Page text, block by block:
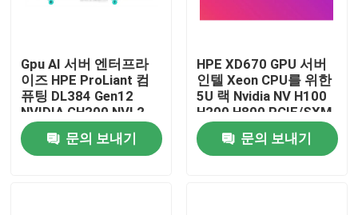
집
Gpu AI 서버 엔터프라
이즈 HPE ProLiant 컴
퓨팅 DL384 Gen12
NVIDIA GH200 NVL2
무료 컴퓨팅 개인 클라
우드 랙 마운트
문의 보내기
HPE XD670 GPU 서버
인텔 Xeon CPU를 위한
5U 랙 Nvidia NV H100
H200 H800 PCIE/SXM
Nvlink AI 슈퍼 컴퓨팅
케이스 문의 보내기